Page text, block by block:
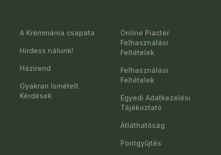
A Krémmánia csapata
Hirdess nálunk!
Házirend
Gyakran Ismételt
Kérdések
Online Piactér
Felhasználási
Feltételek
Felhasználási
Feltételek
Egyedi Adatkezelési
Tájékoztató
Átláthatóság
Pontgyűjtés